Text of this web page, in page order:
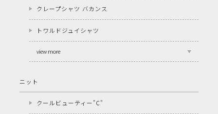
クレープシャツ バカンス
トワルドジュイシャツ
view more
ニット
クールビューティー"C"